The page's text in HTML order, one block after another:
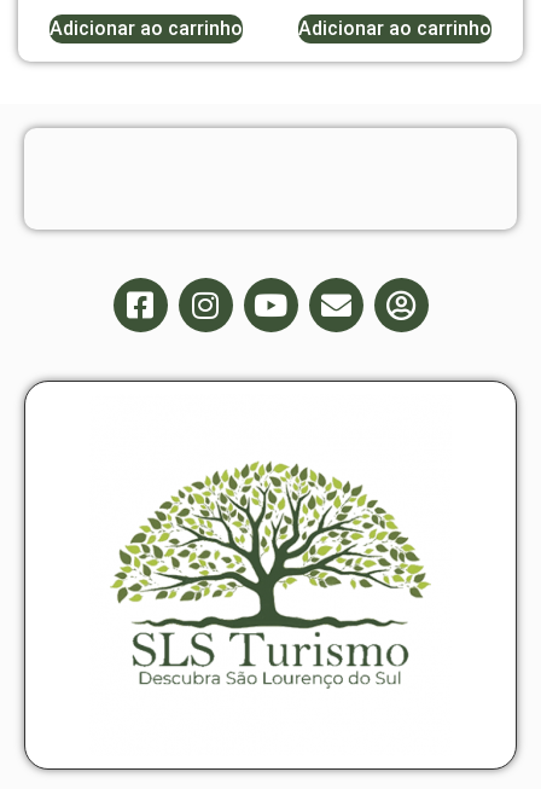
Adicionar ao carrinho Adicionar ao carrinho